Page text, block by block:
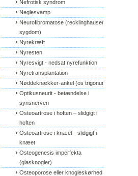
Nefrotisk syndrom
Neglesvamp
Neurofibromatose (recklinghausens
sygdom)
Nyrekræft
Nyresten
Nyresvigt - nedsat nyrefunktion
Nyretransplantation
Nøddeknækker-ankel (os trigonum)
Optikusneurit - betændelse i
synsnerven
Osteoartrose i hoften – slidgigt i
hoften
Osteoartrose i knæet - slidgigt i
knæet
Osteogenesis imperfekta
(glasknogler)
Osteoporose eller knogleskørhed